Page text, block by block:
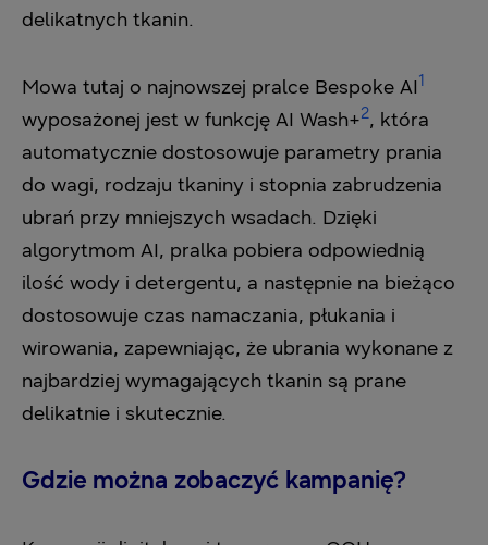
delikatnych tkanin.
Mowa tutaj o najnowszej pralce Bespoke AI1
wyposażonej jest w funkcję AI Wash+2, która
automatycznie dostosowuje parametry prania
do wagi, rodzaju tkaniny i stopnia zabrudzenia
ubrań przy mniejszych wsadach. Dzięki
algorytmom AI, pralka pobiera odpowiednią
ilość wody i detergentu, a następnie na bieżąco
dostosowuje czas namaczania, płukania i
wirowania, zapewniając, że ubrania wykonane z
najbardziej wymagających tkanin są prane
delikatnie i skutecznie.
Gdzie można zobaczyć kampanię?